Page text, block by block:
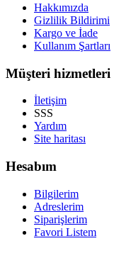
Hakkımızda
Gizlilik Bildirimi
Kargo ve İade
Kullanım Şartları
Müşteri hizmetleri
İletişim
SSS
Yardım
Site haritası
Hesabım
Bilgilerim
Adreslerim
Siparişlerim
Favori Listem